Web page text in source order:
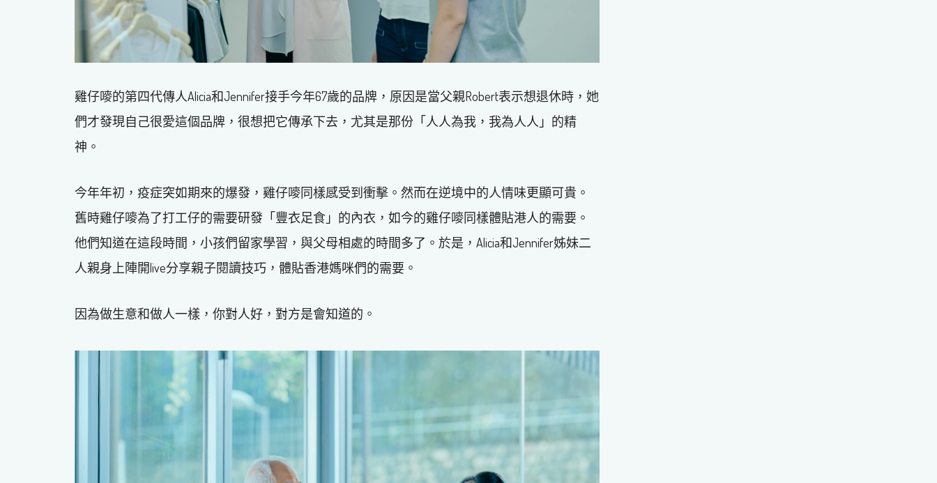
雞仔嘜的第四代傳人Alicia和Jennifer接手今年67歲的品牌，原因是當父親Robert表示想退休時，她
們才發現自己很愛這個品牌，很想把它傳承下去，尤其是那份「人人為我，我為人人」的精
神。
今年年初，疫症突如期來的爆發，雞仔嘜同樣感受到衝擊。然而在逆境中的人情味更顯可貴。
舊時雞仔嘜為了打工仔的需要研發「豐衣足食」的內衣，如今的雞仔嘜同樣體貼港人的需要。
他們知道在這段時間，小孩們留家學習，與父母相處的時間多了。於是，Alicia和Jennifer姊妹二
人親身上陣開live分享親子閱讀技巧，體貼香港媽咪們的需要。
因為做生意和做人一樣，你對人好，對方是會知道的。